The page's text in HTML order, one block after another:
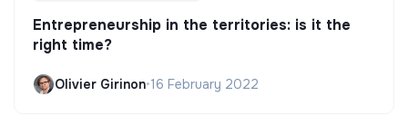
Entrepreneurship in the territories: is it the
right time?
Olivier Girinon•16 February 2022